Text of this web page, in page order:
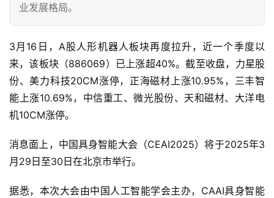
业发展格局。
3月16日，A股人形机器人板块再度拉升，近一个季度以
来，该板块（886069）已上涨超40%。截至收盘，力星股
份、美力科技20CM涨停，正海磁材上涨10.95%，三丰智
能上涨10.69%，中信重工、微光股份、天和磁材、大洋电
机10CM涨停。
消息面上，中国具身智能大会（CEAI2025）将于2025年3
月29日至30日在北京市举行。
据悉，本次大会由中国人工智能学会主办，CAAI具身智能